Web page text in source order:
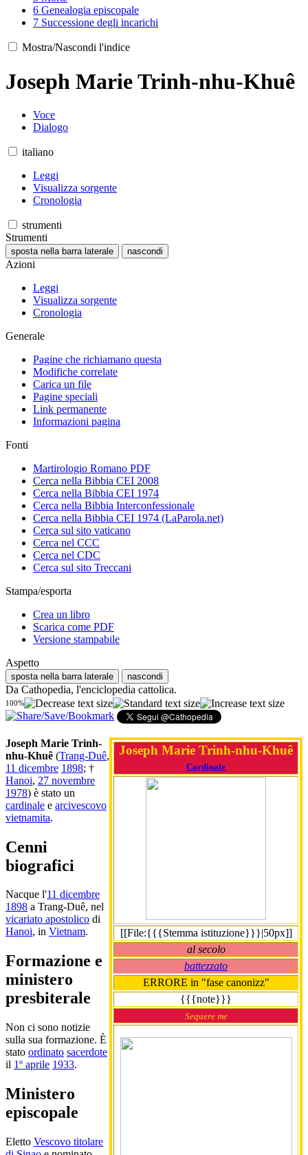
6 Genealogia episcopale
7 Successione degli incarichi
Mostra/Nascondi l'indice
Joseph Marie Trinh-nhu-Khuê
Voce
Dialogo
italiano
Leggi
Visualizza sorgente
Cronologia
strumenti
Strumenti
sposta nella barra laterale nascondi
Azioni
Leggi
Visualizza sorgente
Cronologia
Generale
Pagine che richiamano questa
Modifiche correlate
Carica un file
Pagine speciali
Link permanente
Informazioni pagina
Fonti
Martirologio Romano PDF
Cerca nella Bibbia CEI 2008
Cerca nella Bibbia CEI 1974
Cerca nella Bibbia Interconfessionale
Cerca nella Bibbia CEI 1974 (LaParola.net)
Cerca sul sito vaticano
Cerca nel CCC
Cerca nel CDC
Cerca sul sito Treccani
Stampa/esporta
Crea un libro
Scarica come PDF
Versione stampabile
Aspetto
sposta nella barra laterale nascondi
Da Cathopedia, l'enciclopedia cattolica.
100%
Joseph Marie Trinh-nhu-Khuê
Cardinale
[[File:{{{Stemma istituzione}}}|50px]]
al secolo
battezzato
ERRORE in "fase canonizz"
{{{note}}}
Sequere me
Joseph Marie Trinh-
nhu-Khuê (Trang-Duê,
11 dicembre 1898; †
Hanoi, 27 novembre
1978) è stato un
cardinale e arcivescovo
vietnamita.
Cenni
biografici
Nacque l'11 dicembre
1898 a Trang-Duê, nel
vicariato apostolico di
Hanoi, in Vietnam.
Formazione e
ministero
presbiterale
Non ci sono notizie
sulla sua formazione. È
stato ordinato sacerdote
il 1º aprile 1933.
Ministero
episcopale
Eletto Vescovo titolare